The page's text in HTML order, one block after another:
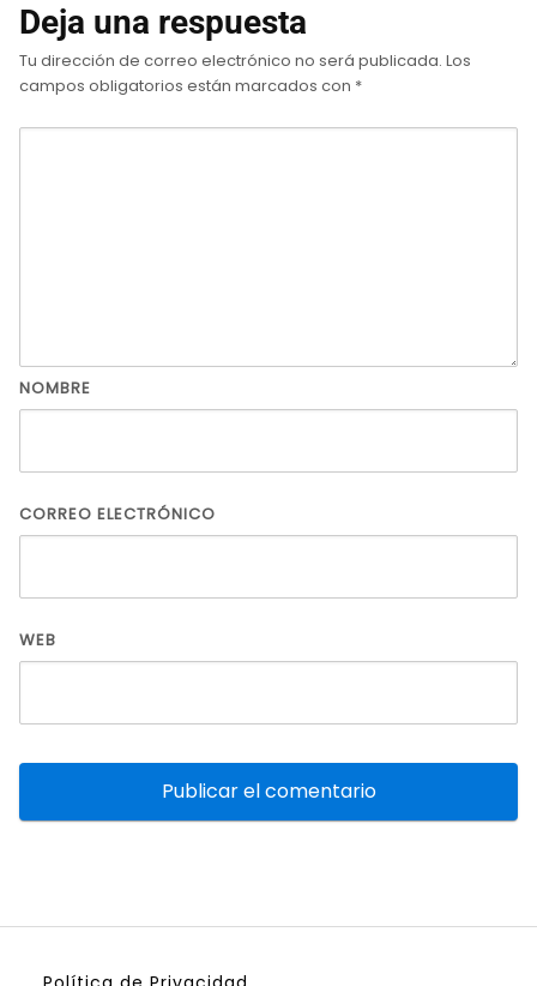
Deja una respuesta
Tu dirección de correo electrónico no será publicada. Los
campos obligatorios están marcados con *
NOMBRE
CORREO ELECTRÓNICO
WEB